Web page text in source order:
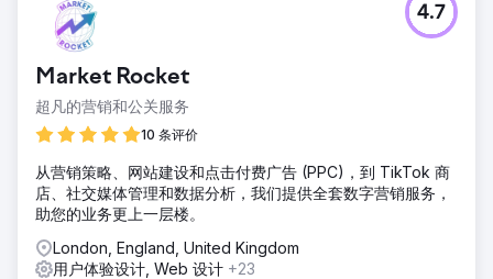
Market Rocket
超凡的营销和公关服务
10 条评价
4.7
从营销策略、网站建设和点击付费广告 (PPC)，到 TikTok 商
店、社交媒体管理和数据分析，我们提供全套数字营销服务，
助您的业务更上一层楼。
London, England, United Kingdom
用户体验设计, Web 设计 +23